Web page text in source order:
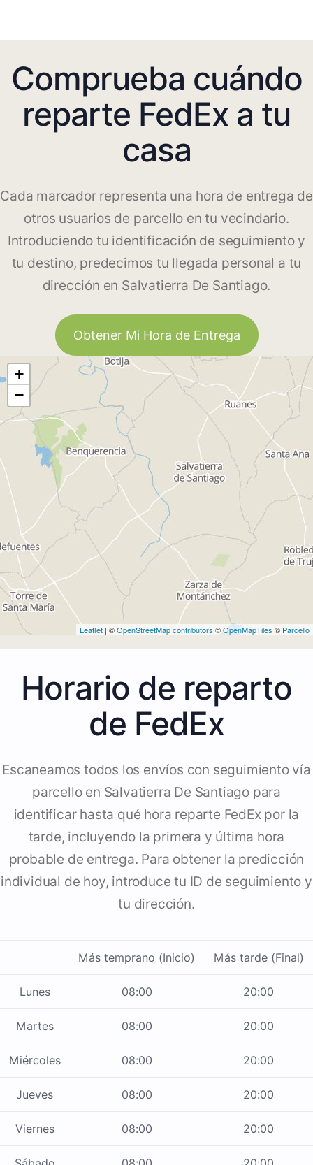
Comprueba cuándo
reparte FedEx a tu
casa
Cada marcador representa una hora de entrega de
otros usuarios de parcello en tu vecindario.
Introduciendo tu identificación de seguimiento y
tu destino, predecimos tu llegada personal a tu
dirección en Salvatierra De Santiago.
Obtener Mi Hora de Entrega
+
−
Leaflet | ©OpenStreetMap contributors ©OpenMapTiles © Parcello
Horario de reparto
de FedEx
Escaneamos todos los envíos con seguimiento vía
parcello en Salvatierra De Santiago para
identificar hasta qué hora reparte FedEx por la
tarde, incluyendo la primera y última hora
probable de entrega. Para obtener la predicción
individual de hoy, introduce tu ID de seguimiento y
tu dirección.
Más temprano (Inicio) Más tarde (Final)
Lunes 08:00 20:00
Martes 08:00 20:00
Miércoles 08:00 20:00
Jueves 08:00 20:00
Viernes 08:00 20:00